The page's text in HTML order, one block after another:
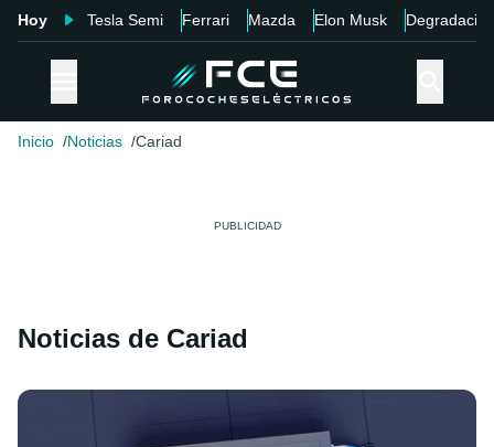
Hoy Tesla Semi Ferrari Mazda Elon Musk Degradación
Inicio Noticias Cariad
Noticias de Cariad